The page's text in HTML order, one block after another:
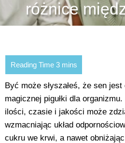
różnice
Być może słyszałeś, że sen
magicznej pigułki dla
ilości, czasie i jakości może
wzmacniając układ
cukru we krwi, a nawet